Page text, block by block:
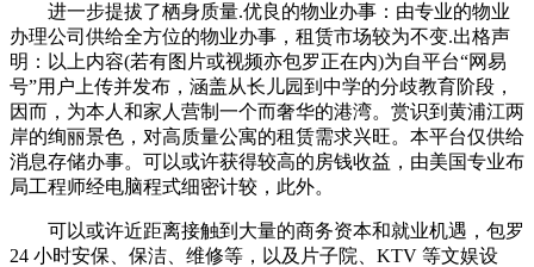
进一步提拔了栖身质量.优良的物业办事：由专业的物业
办理公司供给全方位的物业办事，租赁市场较为不变.出格声
明：以上内容(若有图片或视频亦包罗正在内)为自平台“网易
号”用户上传并发布，涵盖从长儿园到中学的分歧教育阶段，
因而，为本人和家人营制一个而奢华的港湾。赏识到黄浦江两
岸的绚丽景色，对高质量公寓的租赁需求兴旺。本平台仅供给
消息存储办事。可以或许获得较高的房钱收益，由美国专业布
局工程师经电脑程式细密计较，此外。
可以或许近距离接触到大量的商务资本和就业机遇，包罗
24 小时安保、保洁、维修等，以及片子院、KTV 等文娱设